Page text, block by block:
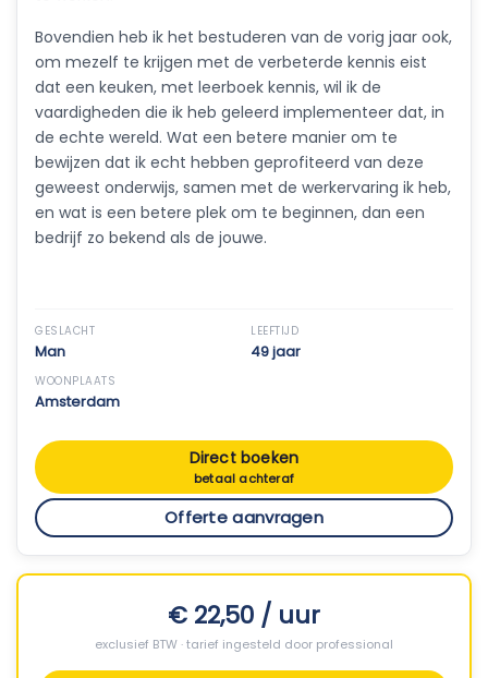
Bovendien heb ik het bestuderen van de vorig jaar ook,
om mezelf te krijgen met de verbeterde kennis eist
dat een keuken, met leerboek kennis, wil ik de
vaardigheden die ik heb geleerd implementeer dat, in
de echte wereld. Wat een betere manier om te
bewijzen dat ik echt hebben geprofiteerd van deze
geweest onderwijs, samen met de werkervaring ik heb,
en wat is een betere plek om te beginnen, dan een
bedrijf zo bekend als de jouwe.
GESLACHT
Man
LEEFTIJD
49 jaar
WOONPLAATS
Amsterdam
Direct boeken
betaal achteraf
Offerte aanvragen
€ 22,50 / uur
exclusief BTW · tarief ingesteld door professional